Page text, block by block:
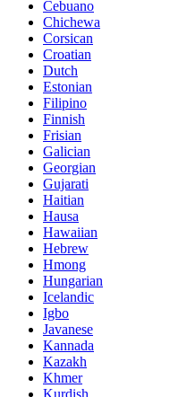
Cebuano
Chichewa
Corsican
Croatian
Dutch
Estonian
Filipino
Finnish
Frisian
Galician
Georgian
Gujarati
Haitian
Hausa
Hawaiian
Hebrew
Hmong
Hungarian
Icelandic
Igbo
Javanese
Kannada
Kazakh
Khmer
Kurdish